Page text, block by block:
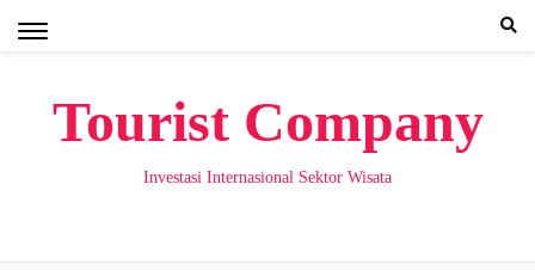
Tourist Company
Investasi Internasional Sektor Wisata